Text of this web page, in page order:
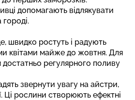
допомагають відлякувати
городі.
швидко ростуть і радують
квітами майже до жовтня. Для
достатньо регулярного поливу
звернути увагу на айстри,
Ці рослини створюють ефектні